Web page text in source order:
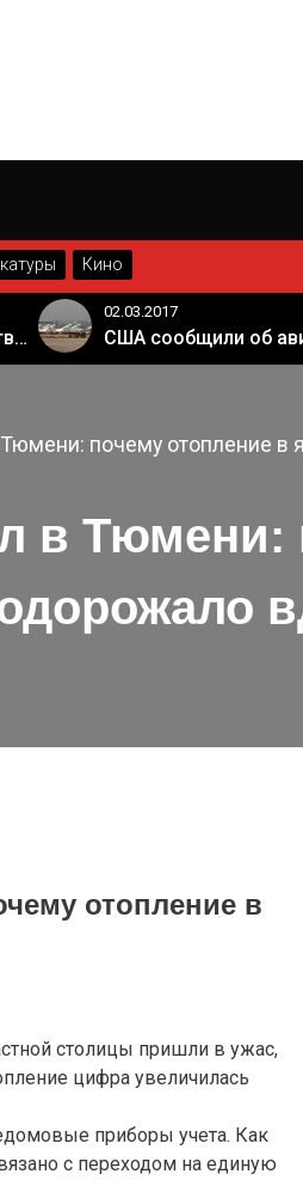
Кино
Палата лордов не стала утверждать законопроект о "брексите"
02.03.2017
почему отопление в
в Тюмени:
отопление в
столицы пришли в ужас,
цифра увеличилась
приборы учета. Как
с переходом на единую